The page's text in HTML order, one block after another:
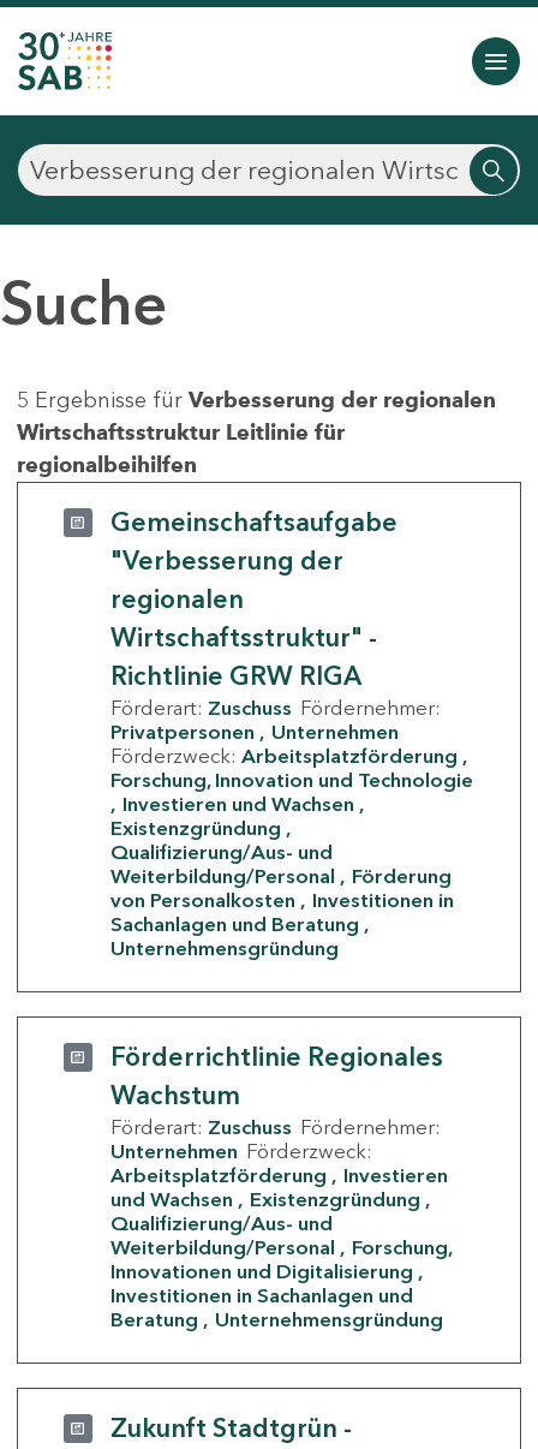
Suche
5 Ergebnisse für Verbesserung der regionalen
Wirtschaftsstruktur Leitlinie für
regionalbeihilfen
Gemeinschaftsaufgabe
"Verbesserung der
regionalen
Wirtschaftsstruktur" -
Richtlinie GRW RIGA
Förderart: Zuschuss Fördernehmer:
Privatpersonen
Unternehmen
Förderzweck: Arbeitsplatzförderung
Forschung, Innovation und Technologie
Investieren und Wachsen
Existenzgründung
Qualifizierung/Aus- und
Weiterbildung/Personal
Förderung
von Personalkosten
Investitionen in
Sachanlagen und Beratung
Unternehmensgründung
Förderrichtlinie Regionales
Wachstum
Förderart: Zuschuss Fördernehmer:
Unternehmen Förderzweck:
Arbeitsplatzförderung
Investieren
und Wachsen
Existenzgründung
Qualifizierung/Aus- und
Weiterbildung/Personal
Forschung,
Innovationen und Digitalisierung
Investitionen in Sachanlagen und
Beratung
Unternehmensgründung
Zukunft Stadtgrün -